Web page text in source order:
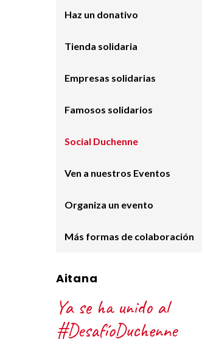
Haz un donativo
Tienda solidaria
Empresas solidarias
Famosos solidarios
Social Duchenne
Ven a nuestros Eventos
Organiza un evento
Más formas de colaboración
Aitana
Ya se ha unido al
#DesafíoDuchenne